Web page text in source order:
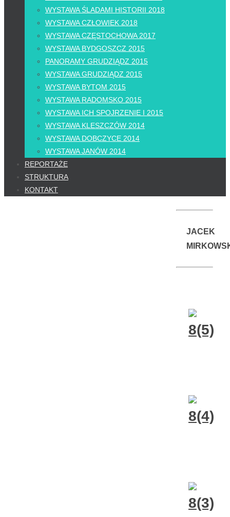
WYSTAWA ŚLADAMI HISTORII 2018
WYSTAWA CZŁOWIEK 2018
WYSTAWA CZĘSTOCHOWA 2017
WYSTAWA BYDGOSZCZ 2015
PANORAMY GRUDZIĄDZ 2015
WYSTAWA GRUDZIĄDZ 2015
WYSTAWA BYTOM 2015
WYSTAWA RADOMSKO 2015
WYSTAWA ICH SPOJRZENIE I 2015
WYSTAWA KLESZCZÓW 2014
WYSTAWA DOBCZYCE 2014
WYSTAWA JANÓW 2014
REPORTAŻE
STRUKTURA
KONTAKT
JACEK